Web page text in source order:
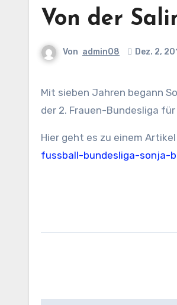
Von der
Von admin08 Dez. 2,
Mit sieben Jahren begann Sonja Bartoschek das Fußballspielen bei der Salingia. Zehn Jahre später spielt sie in
der 2. Frauen-Bundesliga
Hier geht es zu einem
fussball-bundesliga-sonja-